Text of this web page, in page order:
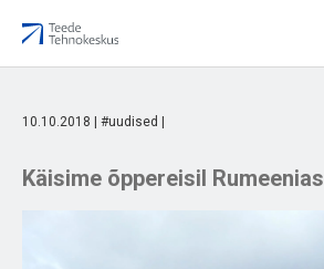
10.10.2018 | #uudised |
Käisime õppereisil Rumeenias